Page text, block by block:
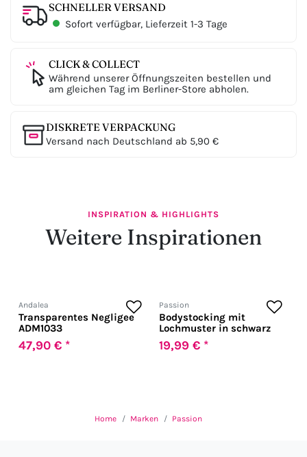
SCHNELLER VERSAND
Sofort verfügbar, Lieferzeit 1-3 Tage
CLICK & COLLECT
Während unserer Öffnungszeiten bestellen und
am gleichen Tag im Berliner-Store abholen.
DISKRETE VERPACKUNG
Versand nach Deutschland ab 5,90 €
INSPIRATION & HIGHLIGHTS
Weitere Inspirationen
Andalea
Transparentes Negligee
ADM1033
47,90 € *
Passion
Bodystocking mit
Lochmuster in schwarz
19,99 € *
Home Marken Passion